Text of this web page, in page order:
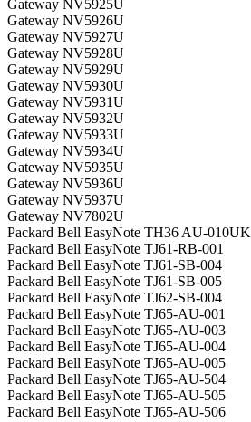
Gateway NV5925U
Gateway NV5926U
Gateway NV5927U
Gateway NV5928U
Gateway NV5929U
Gateway NV5930U
Gateway NV5931U
Gateway NV5932U
Gateway NV5933U
Gateway NV5934U
Gateway NV5935U
Gateway NV5936U
Gateway NV5937U
Gateway NV7802U
Packard Bell EasyNote TH36 AU-010UK
Packard Bell EasyNote TJ61-RB-001
Packard Bell EasyNote TJ61-SB-004
Packard Bell EasyNote TJ61-SB-005
Packard Bell EasyNote TJ62-SB-004
Packard Bell EasyNote TJ65-AU-001
Packard Bell EasyNote TJ65-AU-003
Packard Bell EasyNote TJ65-AU-004
Packard Bell EasyNote TJ65-AU-005
Packard Bell EasyNote TJ65-AU-504
Packard Bell EasyNote TJ65-AU-505
Packard Bell EasyNote TJ65-AU-506